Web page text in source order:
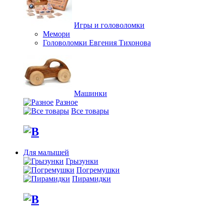
Игры и головоломки
Мемори
Головоломки Евгения Тихонова
Машинки
Разное
Все товары
Для малышей
Грызунки
Погремушки
Пирамидки